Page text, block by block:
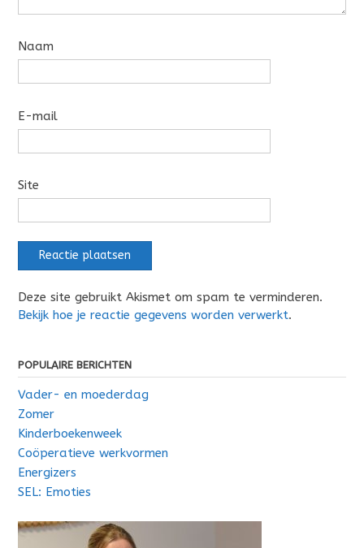
Naam
E-mail
Site
Deze site gebruikt Akismet om spam te verminderen.
Bekijk hoe je reactie gegevens worden verwerkt.
POPULAIRE BERICHTEN
Vader- en moederdag
Zomer
Kinderboekenweek
Coöperatieve werkvormen
Energizers
SEL: Emoties